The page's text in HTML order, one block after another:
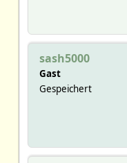
sash5000
Gast
Gespeichert